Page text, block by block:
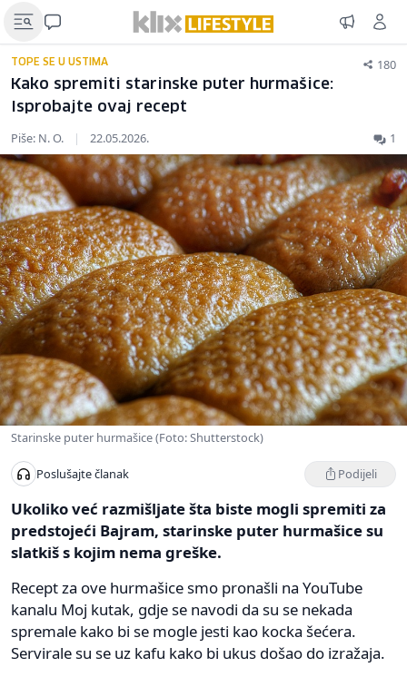
TOPE SE U USTIMA 180
Kako spremiti starinske puter hurmašice:
Isprobajte ovaj recept
Piše: N. O. | 22.05.2026. 1
Starinske puter hurmašice (Foto: Shutterstock)
Poslušajte članak Podijeli
Ukoliko već razmišljate šta biste mogli spremiti za
predstojeći Bajram, starinske puter hurmašice su
slatkiš s kojim nema greške.
Recept za ove hurmašice smo pronašli na YouTube
kanalu Moj kutak, gdje se navodi da su se nekada
spremale kako bi se mogle jesti kao kocka šećera.
Servirale su se uz kafu kako bi ukus došao do izražaja.